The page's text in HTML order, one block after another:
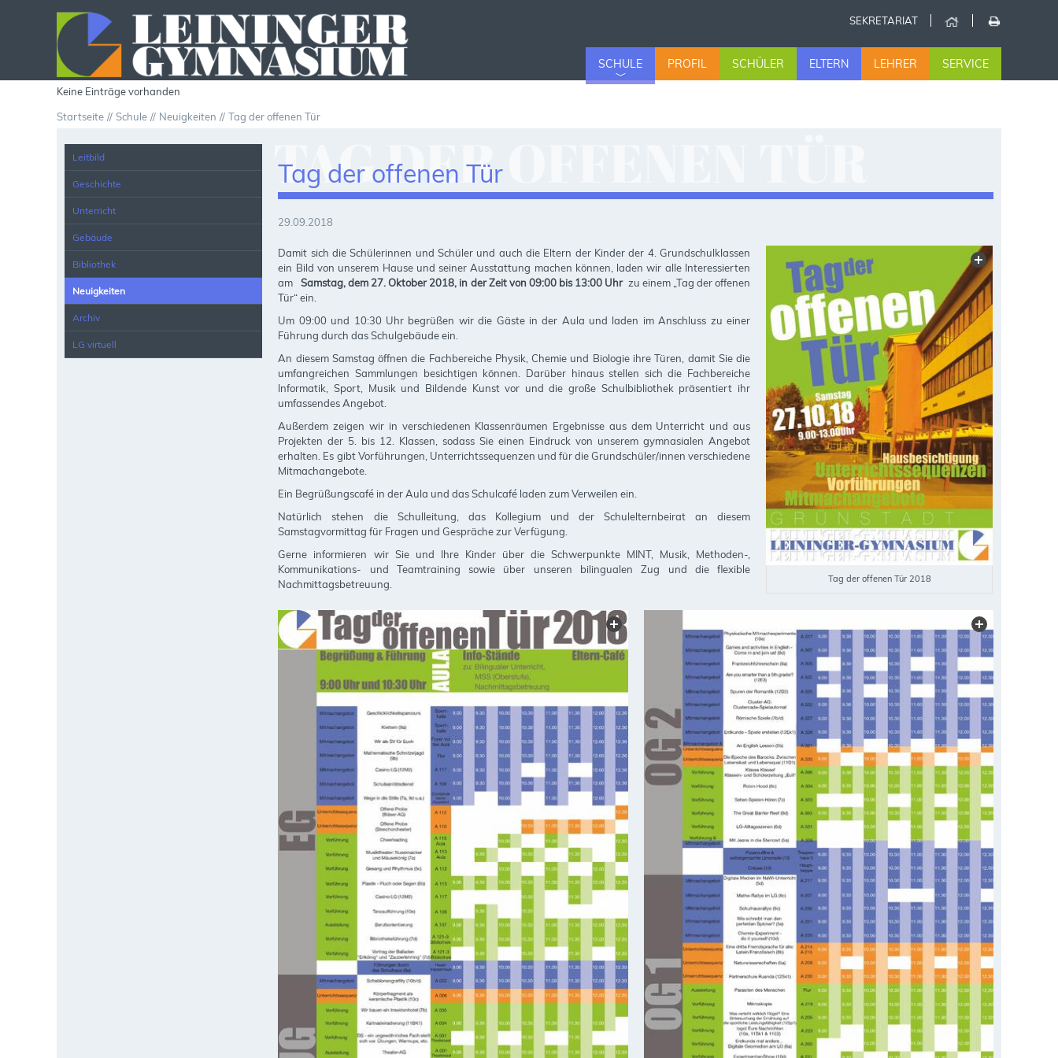
SEKRETARIAT
SCHULE PROFIL SCHÜLER ELTERN LEHRER SERVICE
Keine Einträge vorhanden
TAG DER OFFENEN TÜR
Startseite Schule Neuigkeiten Tag der offenen Tür
Leitbild
Geschichte
Unterricht
Gebäude
Bibliothek
Neuigkeiten
Archiv
LG virtuell
Tag der offenen Tür
29.09.2018
Damit sich die Schülerinnen und Schüler und auch die Eltern der Kinder der 4. Grundschulklassen
ein Bild von unserem Hause und seiner Ausstattung machen können, laden wir alle Interessierten
am Samstag, dem 27. Oktober 2018, in der Zeit von 09:00 bis 13:00 Uhr zu einem „Tag der offenen
Tür“ ein.
Um 09:00 und 10:30 Uhr begrüßen wir die Gäste in der Aula und laden im Anschluss zu einer
Führung durch das Schulgebäude ein.
An diesem Samstag öffnen die Fachbereiche Physik, Chemie und Biologie ihre Türen, damit Sie die
umfangreichen Sammlungen besichtigen können. Darüber hinaus stellen sich die Fachbereiche
Informatik, Sport, Musik und Bildende Kunst vor und die große Schulbibliothek präsentiert ihr
umfassendes Angebot.
Außerdem zeigen wir in verschiedenen Klassenräumen Ergebnisse aus dem Unterricht und aus
Projekten der 5. bis 12. Klassen, sodass Sie einen Eindruck von unserem gymnasialen Angebot
erhalten. Es gibt Vorführungen, Unterrichtssequenzen und für die Grundschüler/innen verschiedene
Mitmachangebote.
Ein Begrüßungscafé in der Aula und das Schulcafé laden zum Verweilen ein.
Natürlich stehen die Schulleitung, das Kollegium und der Schulelternbeirat an diesem
Samstagvormittag für Fragen und Gespräche zur Verfügung.
Gerne informieren wir Sie und Ihre Kinder über die Schwerpunkte MINT, Musik, Methoden-,
Kommunikations- und Teamtraining sowie über unseren bilingualen Zug und die flexible
Nachmittagsbetreuung.
Tag der offenen Tür 2018